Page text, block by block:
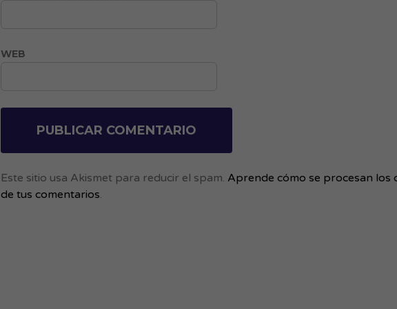
WEB
Este sitio usa Akismet para reducir el spam. Aprende cómo se procesan los
de tus comentarios.